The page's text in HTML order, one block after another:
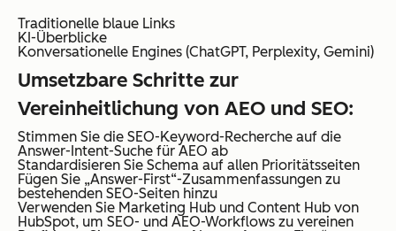
Traditionelle blaue Links
KI-Überblicke
Konversationelle Engines (ChatGPT, Perplexity, Gemini)
Umsetzbare Schritte zur
Vereinheitlichung von AEO und SEO:
Stimmen Sie die SEO-Keyword-Recherche auf die
Answer-Intent-Suche für AEO ab
Standardisieren Sie Schema auf allen Prioritätsseiten
Fügen Sie „Answer-First“-Zusammenfassungen zu
bestehenden SEO-Seiten hinzu
Verwenden Sie Marketing Hub und Content Hub von
HubSpot, um SEO- und AEO-Workflows zu vereinen